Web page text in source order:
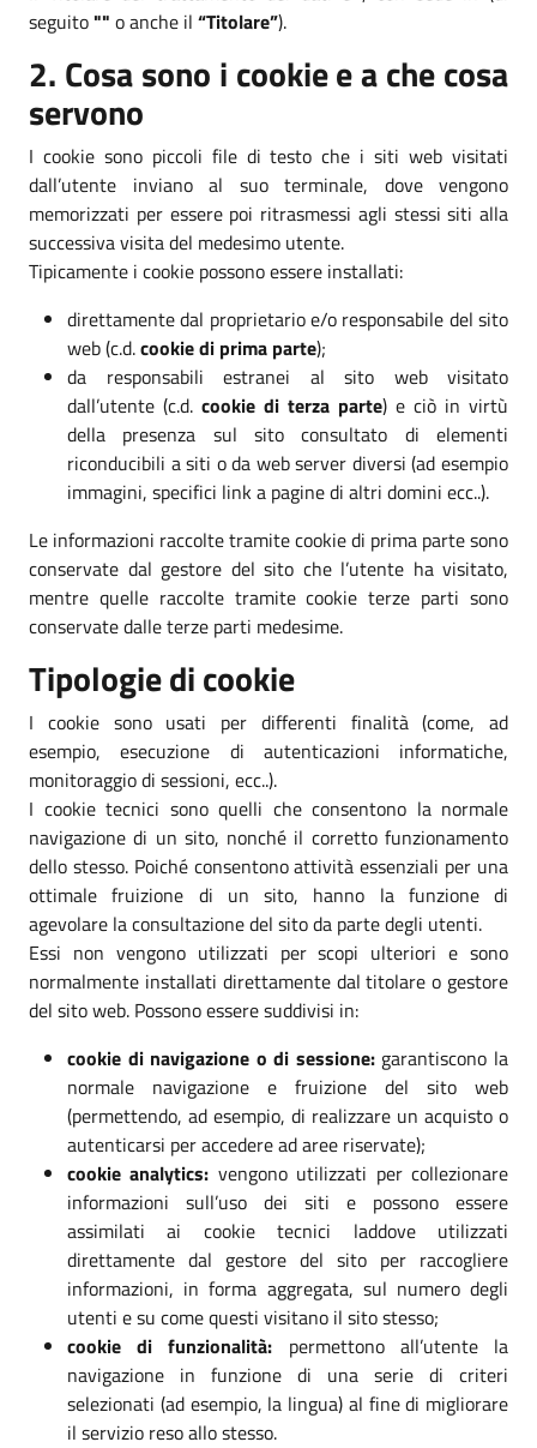
seguito"" o anche il “Titolare”).
2. Cosa sono i cookie e a che cosa
servono
I cookie sono piccoli file di testo che i siti web visitati
dall’utente inviano al suo terminale, dove vengono
memorizzati per essere poi ritrasmessi agli stessi siti alla
successiva visita del medesimo utente.
Tipicamente i cookie possono essere installati:
direttamente dal proprietario e/o responsabile del sito
web (c.d.cookie di prima parte);
da responsabili estranei al sito web visitato
dall’utente (c.d. cookie di terza parte) e ciò in virtù
della presenza sul sito consultato di elementi
riconducibili a siti o da web server diversi (ad esempio
immagini, specifici link a pagine di altri domini ecc..).
Le informazioni raccolte tramite cookie di prima parte sono
conservate dal gestore del sito che l’utente ha visitato,
mentre quelle raccolte tramite cookie terze parti sono
conservate dalle terze parti medesime.
Tipologie di cookie
I cookie sono usati per differenti finalità (come, ad
esempio, esecuzione di autenticazioni informatiche,
monitoraggio di sessioni, ecc..).
I cookie tecnici sono quelli che consentono la normale
navigazione di un sito, nonché il corretto funzionamento
dello stesso. Poiché consentono attività essenziali per una
ottimale fruizione di un sito, hanno la funzione di
agevolare la consultazione del sito da parte degli utenti.
Essi non vengono utilizzati per scopi ulteriori e sono
normalmente installati direttamente dal titolare o gestore
del sito web. Possono essere suddivisi in:
cookie di navigazione o di sessione:garantiscono la
normale navigazione e fruizione del sito web
(permettendo, ad esempio, di realizzare un acquisto o
autenticarsi per accedere ad aree riservate);
cookie analytics: vengono utilizzati per collezionare
informazioni sull’uso dei siti e possono essere
assimilati ai cookie tecnici laddove utilizzati
direttamente dal gestore del sito per raccogliere
informazioni, in forma aggregata, sul numero degli
utenti e su come questi visitano il sito stesso;
cookie di funzionalità: permettono all’utente la
navigazione in funzione di una serie di criteri
selezionati (ad esempio, la lingua) al fine di migliorare
il servizio reso allo stesso.